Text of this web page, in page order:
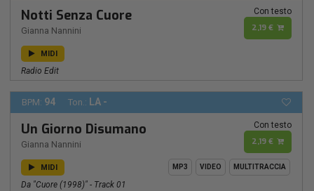
Notti Senza Cuore
Gianna Nannini
Con testo
2,19 €
MIDI
Radio Edit
BPM: 94 Ton.: LA -
Un Giorno Disumano
Gianna Nannini
Con testo
2,19 €
MIDI MP3 VIDEO MULTITRACCIA
Da "Cuore (1998)" - Track 01